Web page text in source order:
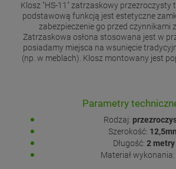
Klosz "HS-11" zatrzaskowy przezroczysty
podstawową funkcją jest estetyczne
zabezpieczenie go przed czynnikami
Zatrzaskowa osłona stosowana jest w
posiadamy miejsca na wsunięcie
(np. w meblach). Klosz montowany jest
Parametry
Rodzaj:
Szerokość:
Długość: 2 metry
Materiał wykonania: